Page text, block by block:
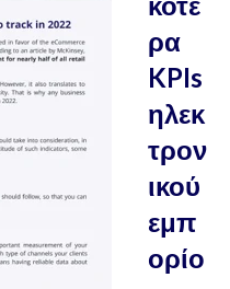
ρα
KPIs
ηλεκ
τρον
ικού
εμπ
ορίο